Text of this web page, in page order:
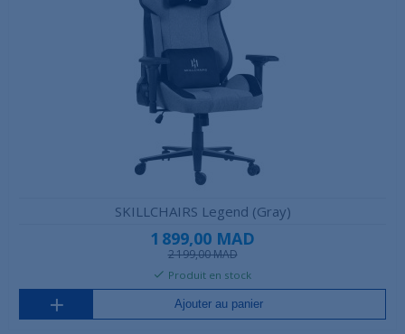
SKILLCHAIRS Legend (Gray)
1 899,00 MAD
2 199,00 MAD
Produit en stock
Ajouter au panier